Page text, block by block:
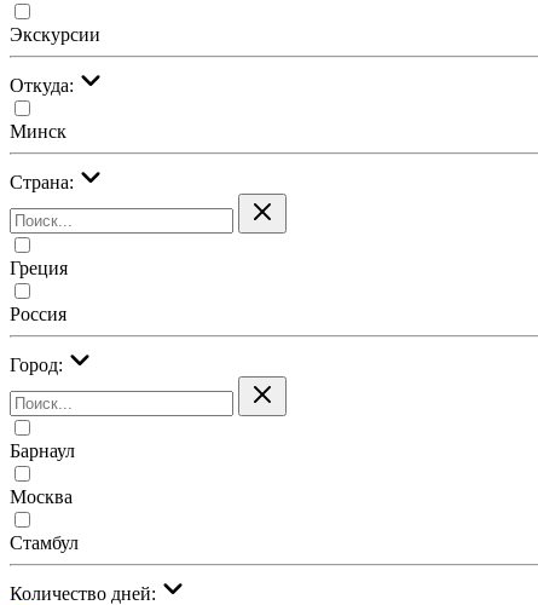
Экскурсии
Откуда:
Минск
Страна:
Греция
Россия
Город:
Барнаул
Москва
Стамбул
Количество дней: